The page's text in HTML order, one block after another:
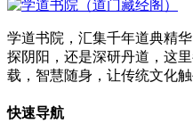
学道书院，汇集千年道典精
探阴阳，还是深研丹道，这
载，智慧随身，让传统文化触
快速导航